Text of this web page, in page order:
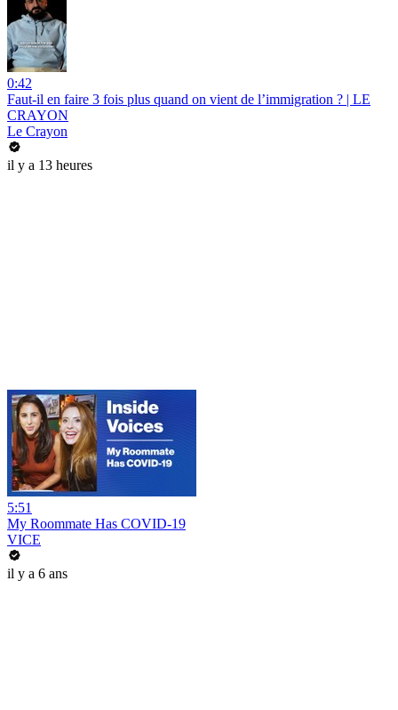
0:42
Faut-il en faire 3 fois plus quand on vient de l’immigration ? | LE
CRAYON
Le Crayon
il y a 13 heures
5:51
My Roommate Has COVID-19
VICE
il y a 6 ans